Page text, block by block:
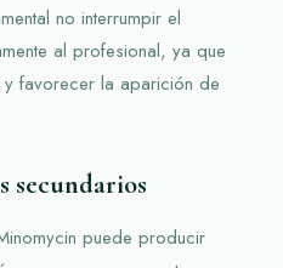
no interrumpir el
al profesional, ya que
favorecer la aparición de
secundarios
puede producir